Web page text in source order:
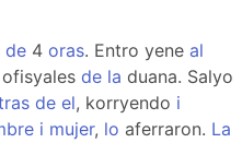
de 4 oras. Entro yene al
ofisyales de la duana. Salyo
de el, korryendo i
i mujer, lo aferraron. La